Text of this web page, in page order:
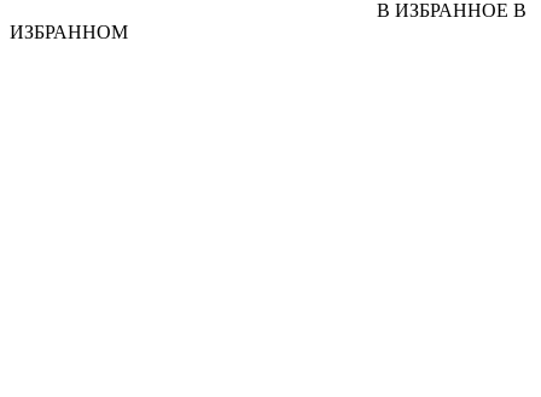
В ИЗБРАННОЕ В
ИЗБРАННОМ